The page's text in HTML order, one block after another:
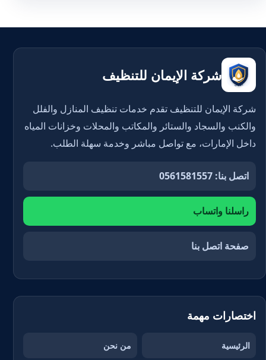
شركة الإيمان للتنظيف
شركة الإيمان للتنظيف تقدم خدمات تنظيف المنازل والفلل
والكنب والسجاد والستائر والمكاتب والمحلات وخزانات المياه
داخل الإمارات، مع تواصل مباشر وخدمة سهلة الطلب.
اتصل بنا: 0561581557
راسلنا واتساب
صفحة اتصل بنا
اختصارات مهمة
الرئيسية من نحن